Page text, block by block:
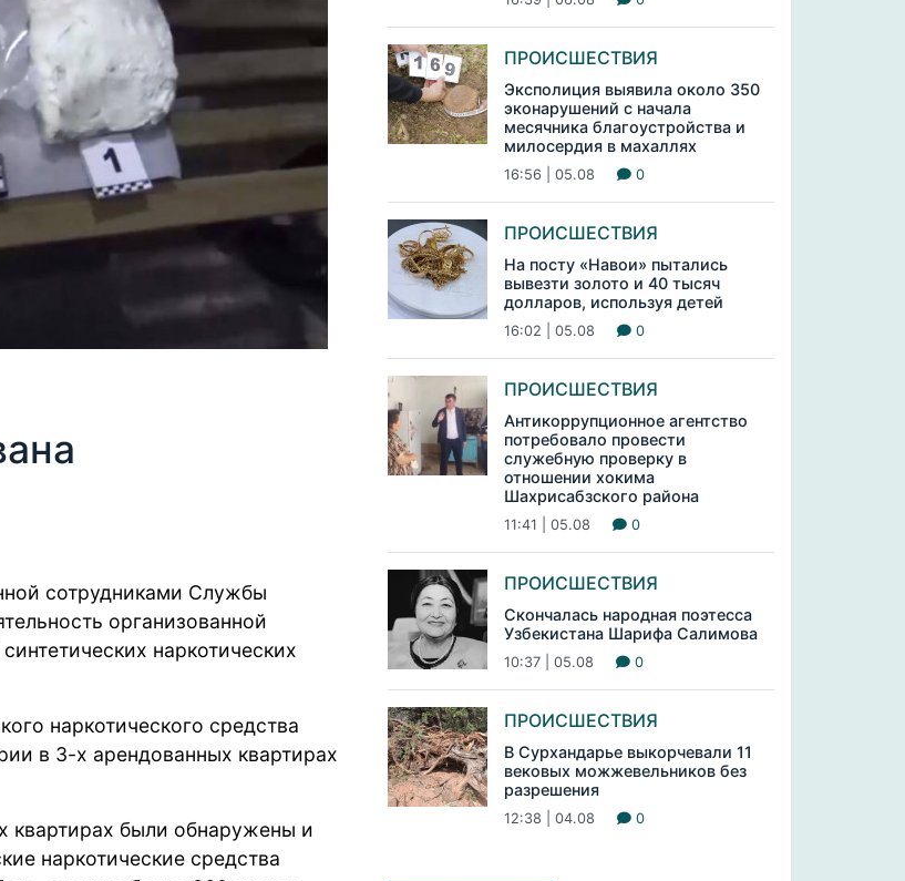
сотрудниками Службы
организованной
наркотических
наркотического средства
в 3-х арендованных квартирах
квартирах были обнаружены и
наркотические средства
ПРОИСШЕСТВИЯ
Эксполиция выявила около 350
эконарушений с начала
месячника благоустройства и
милосердия в махаллях
16:56 | 05.08 0
ПРОИСШЕСТВИЯ
На посту «Навои» пытались
вывезти золото и 40 тысяч
долларов, используя детей
16:02 | 05.08 0
ПРОИСШЕСТВИЯ
Антикоррупционное агентство
потребовало провести
служебную проверку в
отношении хокима
Шахрисабзского района
11:41 | 05.08 0
ПРОИСШЕСТВИЯ
Скончалась народная поэтесса
Узбекистана Шарифа Салимова
10:37 | 05.08 0
ПРОИСШЕСТВИЯ
В Сурхандарье выкорчевали 11
вековых можжевельников без
разрешения
12:38 | 04.08 0